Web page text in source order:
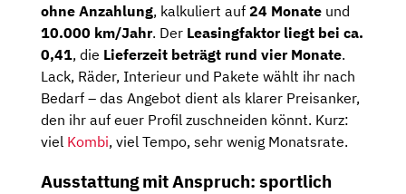
ohne Anzahlung, kalkuliert auf 24 Monate und
10.000 km/Jahr. Der Leasingfaktor liegt bei ca.
0,41, die Lieferzeit beträgt rund vier Monate.
Lack, Räder, Interieur und Pakete wählt ihr nach
Bedarf – das Angebot dient als klarer Preisanker,
den ihr auf euer Profil zuschneiden könnt. Kurz:
viel Kombi, viel Tempo, sehr wenig Monatsrate.
Ausstattung mit Anspruch: sportlich